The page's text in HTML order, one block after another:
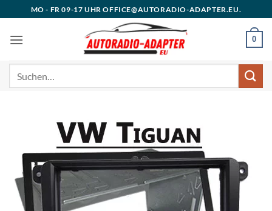
Inhalt
springen
MO - FR 09-17 UHR OFFICE@AUTORADIO-ADAPTER.EU.
0